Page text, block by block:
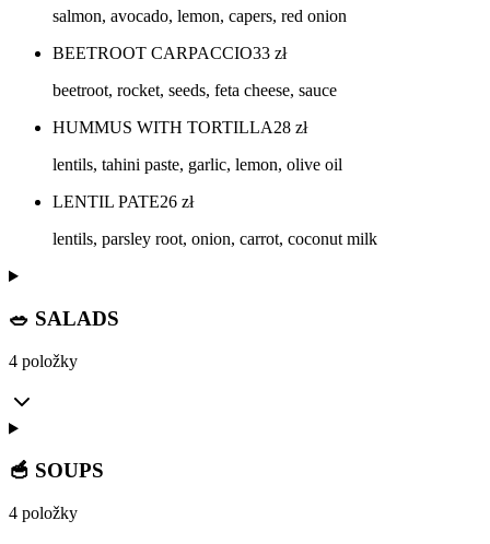
salmon, avocado, lemon, capers, red onion
BEETROOT CARPACCIO33 zł
beetroot, rocket, seeds, feta cheese, sauce
HUMMUS WITH TORTILLA28 zł
lentils, tahini paste, garlic, lemon, olive oil
LENTIL PATE26 zł
lentils, parsley root, onion, carrot, coconut milk
🥗 SALADS
4 položky
🥣 SOUPS
4 položky